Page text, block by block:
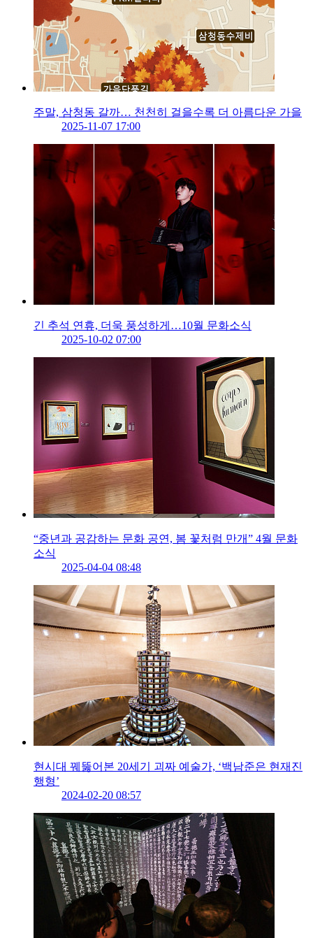
주말, 삼청동 갈까… 천천히 걸을수록 더 아름다운 가을
2025-11-07 17:00
긴 추석 연휴, 더욱 풍성하게…10월 문화소식
2025-10-02 07:00
“중년과 공감하는 문화 공연, 봄 꽃처럼 만개” 4월 문화
소식
2025-04-04 08:48
현시대 꿰뚫어본 20세기 괴짜 예술가, ‘백남준은 현재진
행형’
2024-02-20 08:57